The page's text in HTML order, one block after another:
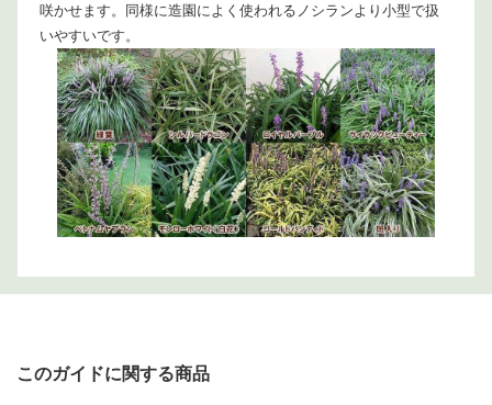
咲かせます。同様に造園によく使われるノシランより小型で扱
いやすいです。
このガイドに関する商品